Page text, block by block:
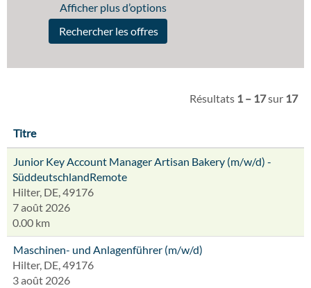
Afficher plus d’options
Résultats 1 – 17sur 17
Titre
Junior Key Account Manager Artisan Bakery (m/w/d) -
SüddeutschlandRemote
Hilter, DE, 49176
7 août 2026
0.00 km
Maschinen- und Anlagenführer (m/w/d)
Hilter, DE, 49176
3 août 2026